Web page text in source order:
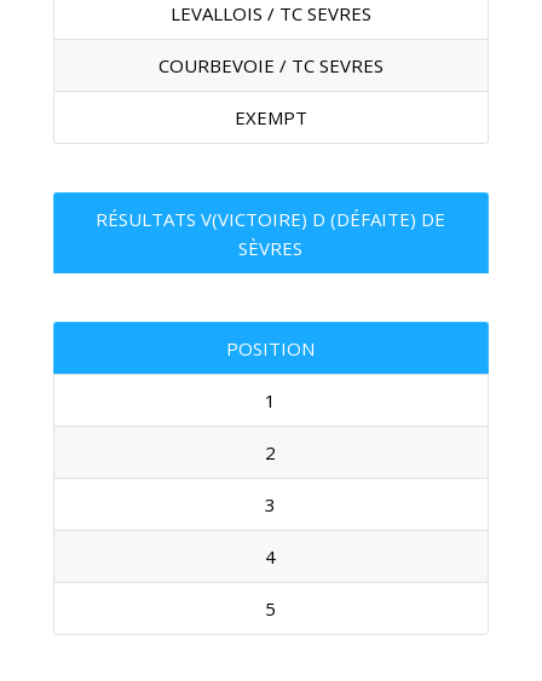
LEVALLOIS / TC SEVRES
COURBEVOIE / TC SEVRES
EXEMPT
RÉSULTATS V(VICTOIRE) D (DÉFAITE) DE
SÈVRES
POSITION
1
2
3
4
5